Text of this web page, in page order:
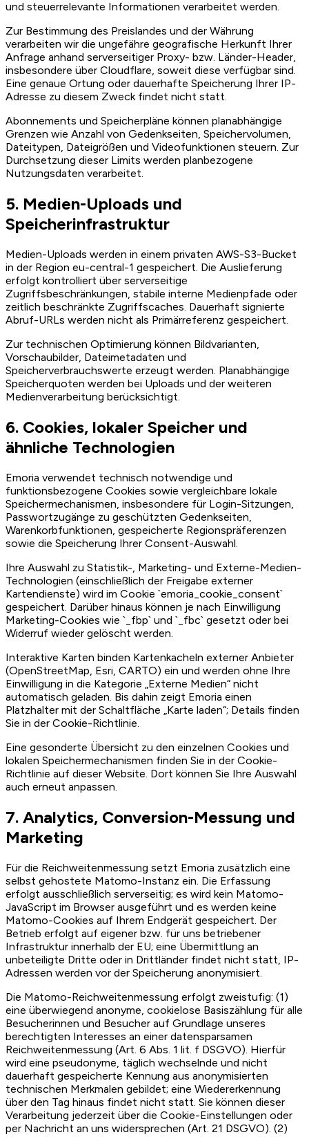
und steuerrelevante Informationen verarbeitet werden.
Zur Bestimmung des Preislandes und der Währung
verarbeiten wir die ungefähre geografische Herkunft Ihrer
Anfrage anhand serverseitiger Proxy- bzw. Länder-Header,
insbesondere über Cloudflare, soweit diese verfügbar sind.
Eine genaue Ortung oder dauerhafte Speicherung Ihrer IP-
Adresse zu diesem Zweck findet nicht statt.
Abonnements und Speicherpläne können planabhängige
Grenzen wie Anzahl von Gedenkseiten, Speichervolumen,
Dateitypen, Dateigrößen und Videofunktionen steuern. Zur
Durchsetzung dieser Limits werden planbezogene
Nutzungsdaten verarbeitet.
5. Medien-Uploads und
Speicherinfrastruktur
Medien-Uploads werden in einem privaten AWS-S3-Bucket
in der Region eu-central-1 gespeichert. Die Auslieferung
erfolgt kontrolliert über serverseitige
Zugriffsbeschränkungen, stabile interne Medienpfade oder
zeitlich beschränkte Zugriffscaches. Dauerhaft signierte
Abruf-URLs werden nicht als Primärreferenz gespeichert.
Zur technischen Optimierung können Bildvarianten,
Vorschaubilder, Dateimetadaten und
Speicherverbrauchswerte erzeugt werden. Planabhängige
Speicherquoten werden bei Uploads und der weiteren
Medienverarbeitung berücksichtigt.
6. Cookies, lokaler Speicher und
ähnliche Technologien
Emoria verwendet technisch notwendige und
funktionsbezogene Cookies sowie vergleichbare lokale
Speichermechanismen, insbesondere für Login-Sitzungen,
Passwortzugänge zu geschützten Gedenkseiten,
Warenkorbfunktionen, gespeicherte Regionspräferenzen
sowie die Speicherung Ihrer Consent-Auswahl.
Ihre Auswahl zu Statistik-, Marketing- und Externe-Medien-
Technologien (einschließlich der Freigabe externer
Kartendienste) wird im Cookie `emoria_cookie_consent`
gespeichert. Darüber hinaus können je nach Einwilligung
Marketing-Cookies wie `_fbp` und `_fbc` gesetzt oder bei
Widerruf wieder gelöscht werden.
Interaktive Karten binden Kartenkacheln externer Anbieter
(OpenStreetMap, Esri, CARTO) ein und werden ohne Ihre
Einwilligung in die Kategorie „Externe Medien“ nicht
automatisch geladen. Bis dahin zeigt Emoria einen
Platzhalter mit der Schaltfläche „Karte laden“; Details finden
Sie in der Cookie-Richtlinie.
Eine gesonderte Übersicht zu den einzelnen Cookies und
lokalen Speichermechanismen finden Sie in der Cookie-
Richtlinie auf dieser Website. Dort können Sie Ihre Auswahl
auch erneut anpassen.
7. Analytics, Conversion-Messung und
Marketing
Für die Reichweitenmessung setzt Emoria zusätzlich eine
selbst gehostete Matomo-Instanz ein. Die Erfassung
erfolgt ausschließlich serverseitig; es wird kein Matomo-
JavaScript im Browser ausgeführt und es werden keine
Matomo-Cookies auf Ihrem Endgerät gespeichert. Der
Betrieb erfolgt auf eigener bzw. für uns betriebener
Infrastruktur innerhalb der EU; eine Übermittlung an
unbeteiligte Dritte oder in Drittländer findet nicht statt, IP-
Adressen werden vor der Speicherung anonymisiert.
Die Matomo-Reichweitenmessung erfolgt zweistufig: (1)
eine überwiegend anonyme, cookielose Basiszählung für alle
Besucherinnen und Besucher auf Grundlage unseres
berechtigten Interesses an einer datensparsamen
Reichweitenmessung (Art. 6 Abs. 1 lit. f DSGVO). Hierfür
wird eine pseudonyme, täglich wechselnde und nicht
dauerhaft gespeicherte Kennung aus anonymisierten
technischen Merkmalen gebildet; eine Wiedererkennung
über den Tag hinaus findet nicht statt. Sie können dieser
Verarbeitung jederzeit über die Cookie-Einstellungen oder
per Nachricht an uns widersprechen (Art. 21 DSGVO). (2)